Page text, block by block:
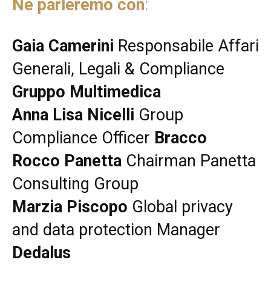
Ne parleremo con:
Gaia Camerini Responsabile Affari
Generali, Legali & Compliance
Gruppo Multimedica
Anna Lisa Nicelli Group
Compliance Officer Bracco
Rocco Panetta Chairman Panetta
Consulting Group
Marzia Piscopo Global privacy
and data protection Manager
Dedalus